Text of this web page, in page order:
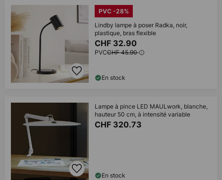
PVC -28%
Lindby lampe à poser Radka, noir,
plastique, bras flexible
CHF 32.90
PVCCHF 45.90
En stock
Lampe à pince LED MAULwork, blanche,
hauteur 50 cm, à intensité variable
CHF 320.73
En stock